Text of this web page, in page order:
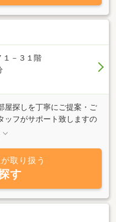
１－３１階
屋探しを丁寧にご提案・ご
ッフがサポート致しますの
ご見学は現地集合や最寄り
取り扱う
す